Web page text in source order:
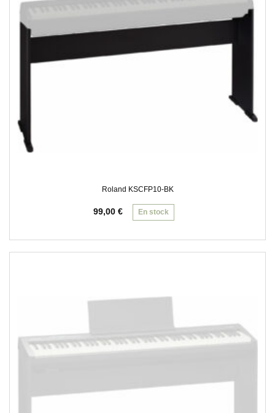
Roland KSCFP10-BK
99,00 € En stock